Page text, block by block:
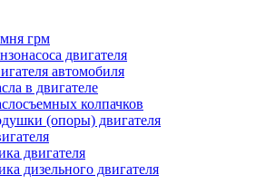
грм
двигателя
автомобиля
в двигателе
колпачков
(опоры) двигателя
двигателя
дизельного двигателя